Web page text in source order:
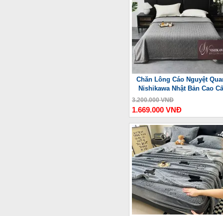
Chăn Lông Cáo Nguyệt
Nishikawa Nhật Bản Cao
3.200.000 VNĐ
1.669.000 VNĐ
-